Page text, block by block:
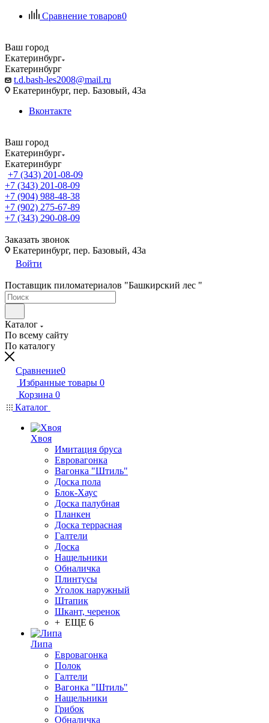
Сравнение товаров0
Ваш город
Екатеринбург
Екатеринбург
t.d.bash-les2008@mail.ru
Екатеринбург, пер. Базовый, 43а
Вконтакте
Ваш город
Екатеринбург
Екатеринбург
+7 (343) 201-08-09
+7 (343) 201-08-09
+7 (904) 988-48-38
+7 (902) 275-67-89
+7 (343) 290-08-09
Заказать звонок
Екатеринбург, пер. Базовый, 43а
Войти
Поставщик пиломатериалов "Башкирский лес "
Каталог
По всему сайту
По каталогу
Сравнение0
Избранные товары 0
Корзина 0
Каталог
Хвоя
Имитация бруса
Евровагонка
Вагонка "Штиль"
Доска пола
Блок-Хаус
Доска палубная
Планкен
Доска террасная
Галтели
Доска
Нащельники
Обналичка
Плинтусы
Уголок наружный
Штапик
Шкант, черенок
+ ЕЩЕ 6
Липа
Евровагонка
Полок
Галтели
Вагонка "Штиль"
Нащельники
Грибок
Обналичка